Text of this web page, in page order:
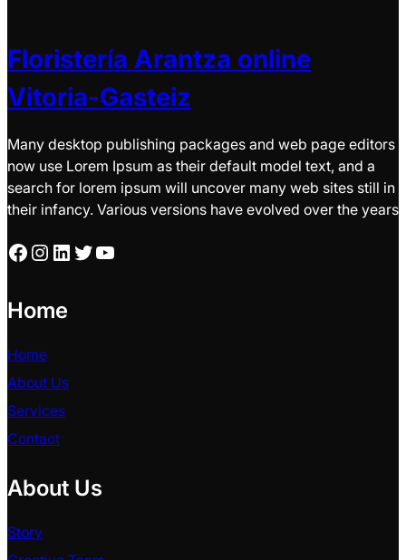
Floristería Arantza online
Vitoria-Gasteiz
Many desktop publishing packages and web page editors
now use Lorem Ipsum as their default model text, and a
search for lorem ipsum will uncover many web sites still in
their infancy. Various versions have evolved over the years
Facebook Instagram LinkedIn Twitter YouTube
Home
Home
About Us
Services
Contact
About Us
Story